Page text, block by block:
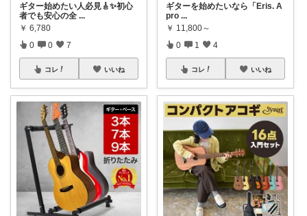
ギター始めたい人必見🎸✨初心
者でも安心の全 ...
￥ 6,780
0 0 7
コレ いいね
ギターを始めたいなら「Eris. A
pro ...
￥ 11,800～
0 1 4
コレ いいね